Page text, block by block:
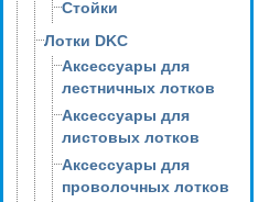
Стойки
Лотки DKC
Аксессуары для
лестничных лотков
Аксессуары для
листовых лотков
Аксессуары для
проволочных лотков